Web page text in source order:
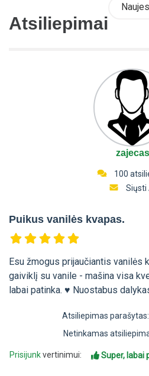
Atsiliepimai
zajecas
100
Siųsti
Puikus vanilės kvapas.
Esu žmogus prijaučiantis vanilės
gaiviklį su vanile - mašina visa
labai patinka. ♥ Nuostabus
Atsiliepimas parašytas:
Netinkamas
Prisijunkvertinimui: Super, labai